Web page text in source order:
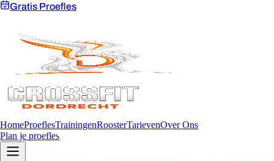
Gratis Proefles
HomeProeflesTrainingenRoosterTarievenOver Ons
Plan je proefles